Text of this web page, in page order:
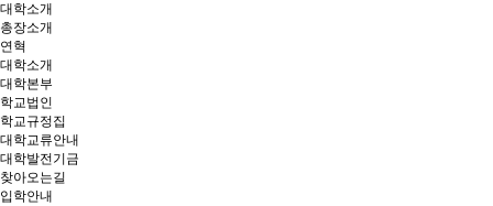
대학소개
총장소개
연혁
대학소개
대학본부
학교법인
학교규정집
대학교류안내
대학발전기금
찾아오는길
입학안내